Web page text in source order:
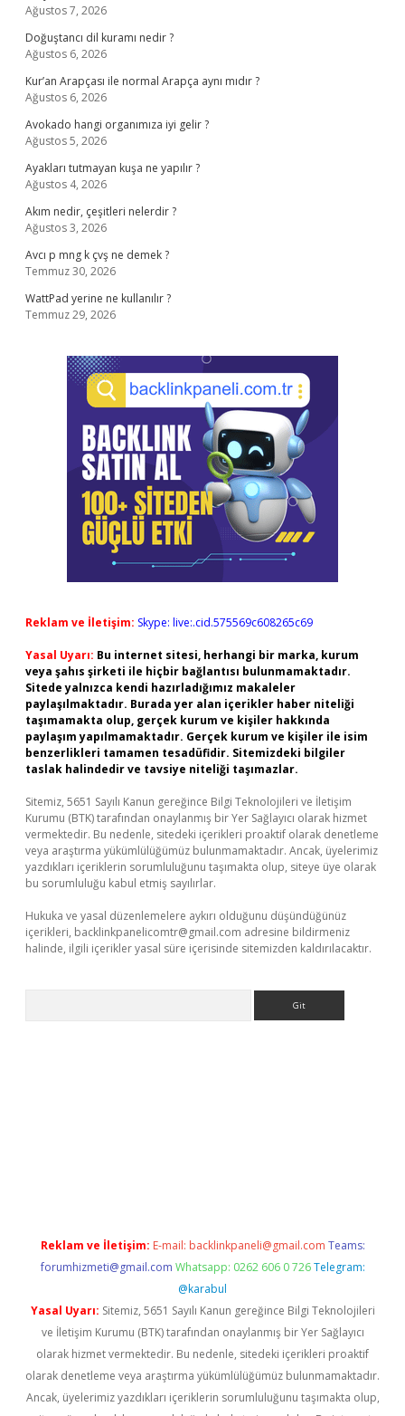
Ağustos 7, 2026
Doğuştancı dil kuramı nedir ?
Ağustos 6, 2026
Kur’an Arapçası ile normal Arapça aynı mıdır ?
Ağustos 6, 2026
Avokado hangi organımıza iyi gelir ?
Ağustos 5, 2026
Ayakları tutmayan kuşa ne yapılır ?
Ağustos 4, 2026
Akım nedir, çeşitleri nelerdir ?
Ağustos 3, 2026
Avcı p mng k çvş ne demek ?
Temmuz 30, 2026
WattPad yerine ne kullanılır ?
Temmuz 29, 2026
Reklam ve İletişim: Skype: live:.cid.575569c608265c69
Yasal Uyarı: Bu internet sitesi, herhangi bir marka, kurum
veya şahıs şirketi ile hiçbir bağlantısı bulunmamaktadır.
Sitede yalnızca kendi hazırladığımız makaleler
paylaşılmaktadır. Burada yer alan içerikler haber niteliği
taşımamakta olup, gerçek kurum ve kişiler hakkında
paylaşım yapılmamaktadır. Gerçek kurum ve kişiler ile isim
benzerlikleri tamamen tesadüfidir. Sitemizdeki bilgiler
taslak halindedir ve tavsiye niteliği taşımazlar.
Sitemiz, 5651 Sayılı Kanun gereğince Bilgi Teknolojileri ve İletişim
Kurumu (BTK) tarafından onaylanmış bir Yer Sağlayıcı olarak hizmet
vermektedir. Bu nedenle, sitedeki içerikleri proaktif olarak denetleme
veya araştırma yükümlülüğümüz bulunmamaktadır. Ancak, üyelerimiz
yazdıkları içeriklerin sorumluluğunu taşımakta olup, siteye üye olarak
bu sorumluluğu kabul etmiş sayılırlar.
Hukuka ve yasal düzenlemelere aykırı olduğunu düşündüğünüz
içerikleri, backlinkpanelicomtr@gmail.com adresine bildirmeniz
halinde, ilgili içerikler yasal süre içerisinde sitemizden kaldırılacaktır.
Reklam ve İletişim: E-mail: backlinkpaneli@gmail.com Teams:
forumhizmeti@gmail.com Whatsapp: 0262 606 0 726 Telegram:
@karabul
Yasal Uyarı: Sitemiz, 5651 Sayılı Kanun gereğince Bilgi Teknolojileri
ve İletişim Kurumu (BTK) tarafından onaylanmış bir Yer Sağlayıcı
olarak hizmet vermektedir. Bu nedenle, sitedeki içerikleri proaktif
olarak denetleme veya araştırma yükümlülüğümüz bulunmamaktadır.
Ancak, üyelerimiz yazdıkları içeriklerin sorumluluğunu taşımakta olup,